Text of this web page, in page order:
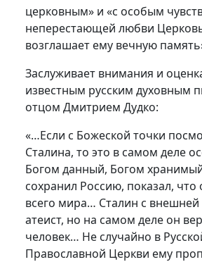
церковным» и «с особым
неперестающей любви
возглашает ему вечную
Заслуживает внимания и
известным русским духовным
отцом Дмитрием Дудко:
«…Если с Божеской точки
Сталина, то это в самом деле
Богом данный, Богом
сохранил Россию, показал, что
всего мира… Сталин с
атеист, но на самом деле он
человек… Не случайно в
Православной Церкви ему